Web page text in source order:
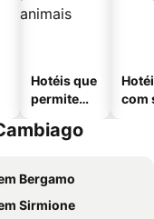
Hotéis que
permitem
com
Bergamo
Sirmione